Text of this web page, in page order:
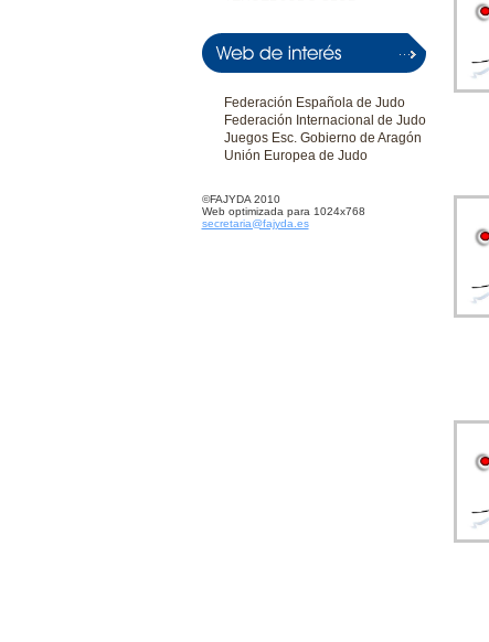
Federación Española de Judo
Federación Internacional de Judo
Juegos Esc. Gobierno de Aragón
Unión Europea de Judo
©FAJYDA 2010
Web optimizada para 1024x768
secretaria@fajyda.es